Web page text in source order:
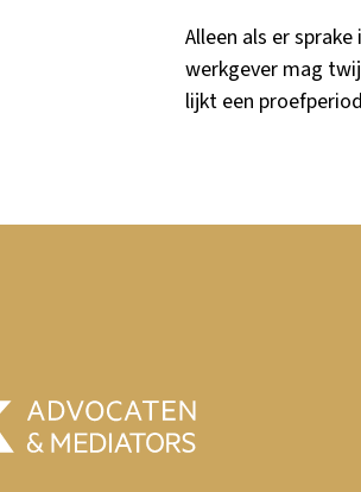
Alleen als er
werkgever mag
lijkt een